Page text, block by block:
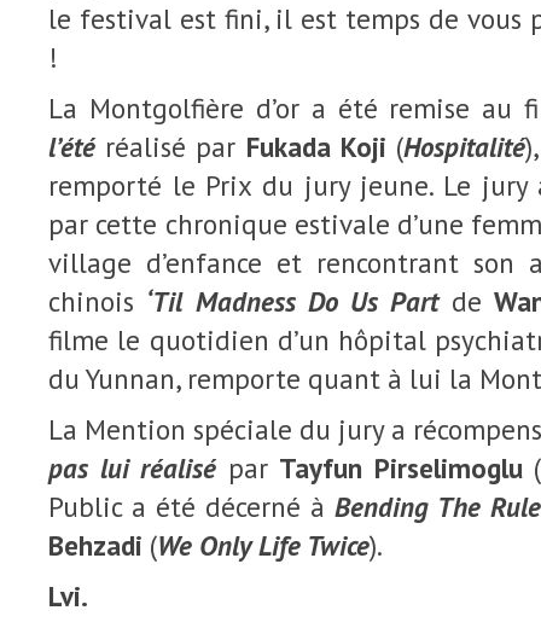
le festival est fini, il est temps de vous
!
La Montgolfière d’or a été remise au
l’été réalisé par Fukada Koji (Hospitalité
remporté le Prix du jury jeune. Le
par cette chronique estivale d’une
village d’enfance et rencontrant son
chinois ‘Til Madness Do Us Partde
filme le quotidien d’un hôpital
du Yunnan, remporte quant à lui la
La Mention spéciale du jury a
pas lui réalisé par Tayfun Pirselimoglu (
Public a été décerné à Bending The
Behzadi (We Only Life Twice).
Lvi.